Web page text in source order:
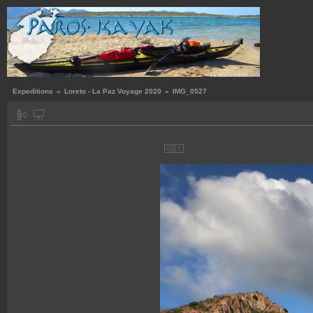
Expeditions » Loreto - La Paz Voyage 2020 » IMG_0527